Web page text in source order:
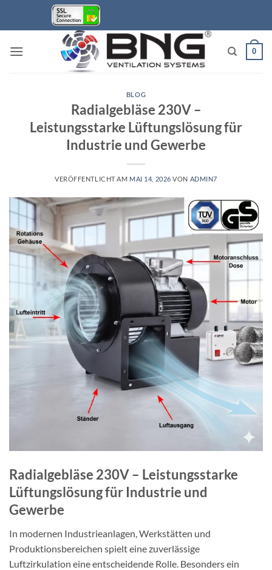
0
BLOG
Radialgebläse 230V –
Leistungsstarke Lüftungslösung für
Industrie und Gewerbe
VERÖFFENTLICHT AM MAI 14, 2026 VON ADMIN7
Radialgebläse 230V – Leistungsstarke
Lüftungslösung für Industrie und
Gewerbe
In modernen Industrieanlagen, Werkstätten und
Produktionsbereichen spielt eine zuverlässige
Luftzirkulation eine entscheidende Rolle. Besonders ein